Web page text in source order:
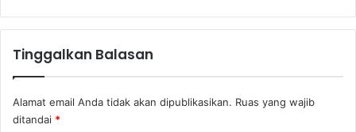
Tinggalkan Balasan
Alamat email Anda tidak akan dipublikasikan. Ruas yang wajib
ditandai *